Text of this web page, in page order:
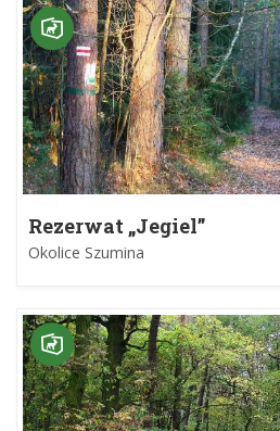
Rezerwat „Jegiel”
Okolice Szumina